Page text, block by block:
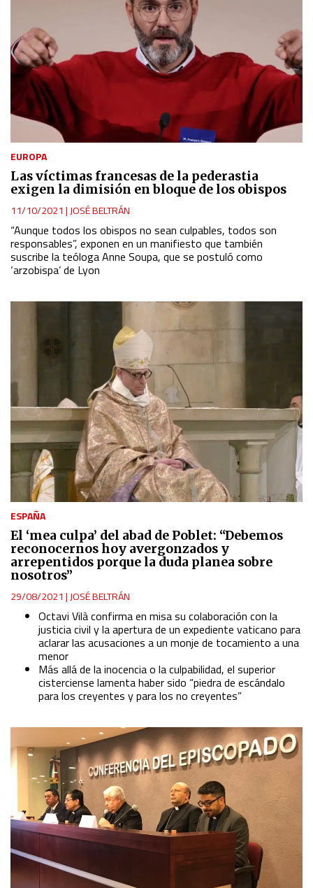
EUROPA
Las víctimas francesas de la pederastia
exigen la dimisión en bloque de los obispos
11/10/2021 | JOSÉ BELTRÁN
“Aunque todos los obispos no sean culpables, todos son
responsables”, exponen en un manifiesto que también
suscribe la teóloga Anne Soupa, que se postuló como
‘arzobispa’ de Lyon
ESPAÑA
El ‘mea culpa’ del abad de Poblet: “Debemos
reconocernos hoy avergonzados y
arrepentidos porque la duda planea sobre
nosotros”
29/08/2021 | JOSÉ BELTRÁN
Octavi Vilà confirma en misa su colaboración con la
justicia civil y la apertura de un expediente vaticano para
aclarar las acusaciones a un monje de tocamiento a una
menor
Más allá de la inocencia o la culpabilidad, el superior
cisterciense lamenta haber sido “piedra de escándalo
para los creyentes y para los no creyentes”
Use profiles to select personalised content
Measure advertising performance
Measure content performance
Understand audiences through statistics or combinations
Develop and improve services
Use limited data to select content
IAB Special Features:
Identify devices based on information actively requested
Non-IAB processing purposes:
Analytical
Functional
Advertising